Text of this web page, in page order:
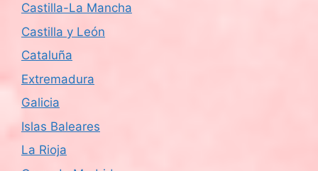
Castilla-La Mancha
Castilla y León
Cataluña
Extremadura
Galicia
Islas Baleares
La Rioja